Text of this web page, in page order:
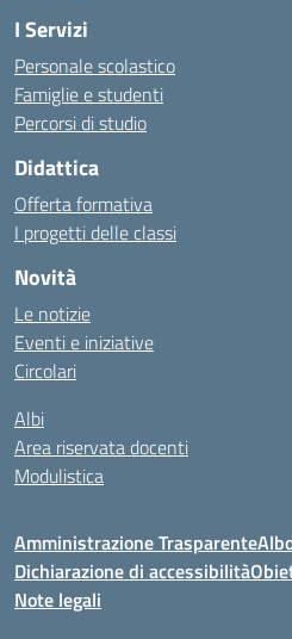
I Servizi
Personale scolastico
Famiglie e studenti
Percorsi di studio
Didattica
Offerta formativa
I progetti delle classi
Novità
Le notizie
Eventi e iniziative
Circolari
Albi
Area riservata docenti
Modulistica
Amministrazione Trasparente
Dichiarazione di accessibilità
Note legali